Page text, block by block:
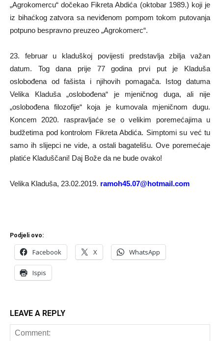
„Agrokomercu“ dočekao Fikreta Abdića (oktobar 1989.) koji je
iz bihaćkog zatvora sa neviđenom pompom tokom putovanja
potpuno bespravno preuzeo „Agrokomerc“.
23. februar u kladuškoj povijesti predstavlja zbilja važan
datum. Tog dana prije 77 godina prvi put je Kladuša
oslobođena od fašista i njihovih pomagača. Istog datuma
Velika Kladuša „oslobođena“ je mjeničnog duga, ali nije
„oslobođena filozofije“ koja je kumovala mjeničnom dugu.
Koncem 2020. raspravljaće se o velikim poremećajima u
budžetima pod kontrolom Fikreta Abdića. Simptomi su već tu
samo ih slijepci ne vide, a ostali bagatelišu. Ove poremećaje
platiće Kladuščani! Daj Bože da ne bude ovako!
Velika Kladuša, 23.02.2019. ramoh45.07@hotmail.com
Podjeli ovo:
Facebook X WhatsApp
Ispis
LEAVE A REPLY